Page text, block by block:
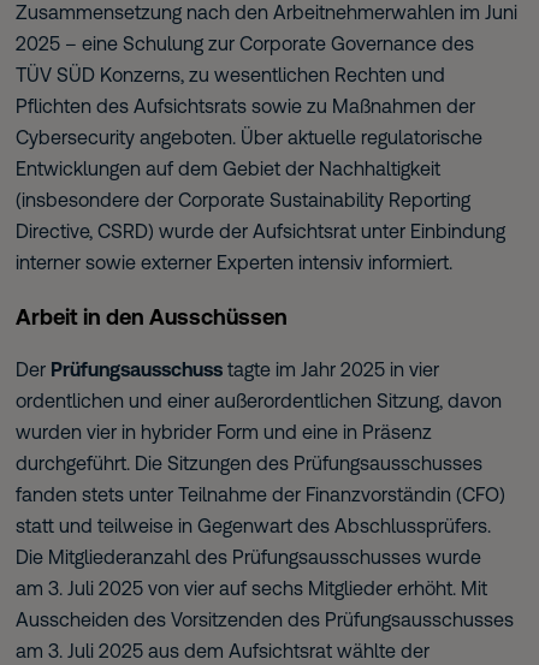
Zusammensetzung nach den Arbeitnehmerwahlen im Juni
2025 – eine Schulung zur Corporate Governance des
TÜV SÜD Konzerns, zu wesentlichen Rechten und
Pflichten des Aufsichtsrats sowie zu Maßnahmen der
Cybersecurity angeboten. Über aktuelle regulatorische
Entwicklungen auf dem Gebiet der Nachhaltigkeit
(insbesondere der Corporate Sustainability Reporting
Directive, CSRD) wurde der Aufsichtsrat unter Einbindung
interner sowie externer Experten intensiv informiert.
Arbeit in den Ausschüssen
Der Prüfungsausschuss tagte im Jahr 2025 in vier
ordentlichen und einer außerordentlichen Sitzung, davon
wurden vier in hybrider Form und eine in Präsenz
durchgeführt. Die Sitzungen des Prüfungsausschusses
fanden stets unter Teilnahme der Finanzvorständin (CFO)
statt und teilweise in Gegenwart des Abschlussprüfers.
Die Mitgliederanzahl des Prüfungsausschusses wurde
am 3. Juli 2025 von vier auf sechs Mitglieder erhöht. Mit
Ausscheiden des Vorsitzenden des Prüfungsausschusses
am 3. Juli 2025 aus dem Aufsichtsrat wählte der